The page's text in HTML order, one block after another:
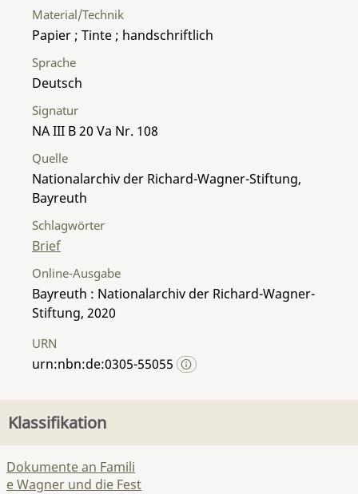
Material/Technik
Papier ; Tinte ; handschriftlich
Sprache
Deutsch
Signatur
NA III B 20 Va Nr. 108
Quelle
Nationalarchiv der Richard-Wagner-Stiftung,
Bayreuth
Schlagwörter
Brief
Online-Ausgabe
Bayreuth : Nationalarchiv der Richard-Wagner-
Stiftung, 2020
URN
urn:nbn:de:0305-55055
Klassifikation
Dokumente an Famili
e Wagner und die Fest